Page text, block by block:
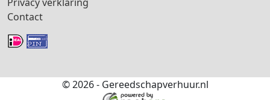
Contact
© 2026 - Gereedschapverhuur.nl